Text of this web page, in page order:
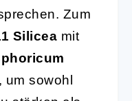
Zum
Silicea mit
um sowohl